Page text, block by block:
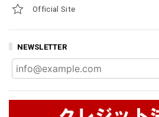
Official Site
NEWSLETTER